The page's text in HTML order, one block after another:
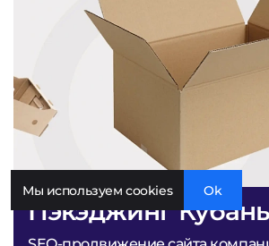
Пэкэджинг Кубань
Мы используем cookies Ok